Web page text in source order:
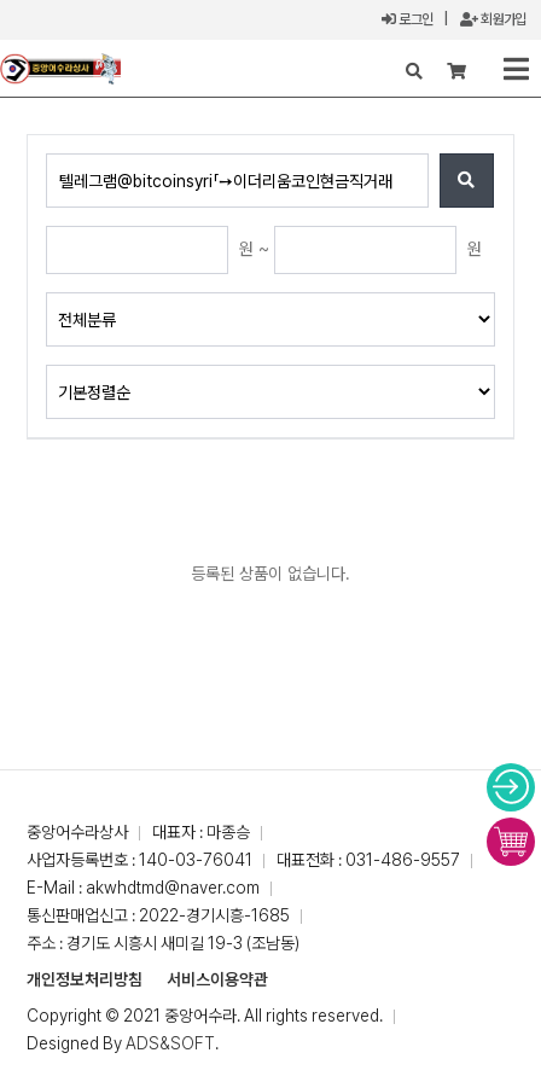
로그인 회원가입
X
원 ~ 원
등록된 상품이 없습니다.
중앙어수라상사
대표자 : 마종승
사업자등록번호 : 140-03-76041
대표전화 : 031-486-9557
E-Mail : akwhdtmd@naver.com
통신판매업신고 : 2022-경기시흥-1685
주소 : 경기도 시흥시 새미길 19-3 (조남동)
개인정보처리방침
서비스이용약관
Copyright © 2021 중앙어수라. All rights reserved.
Designed ByADS&SOFT.